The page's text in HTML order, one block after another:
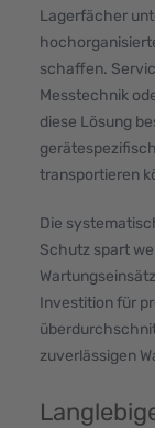
Lagerfächer
schaffen.
Messtechnik
diese Lösung
transportieren
Die
Schutz spart
Investition für
zuverlässigen